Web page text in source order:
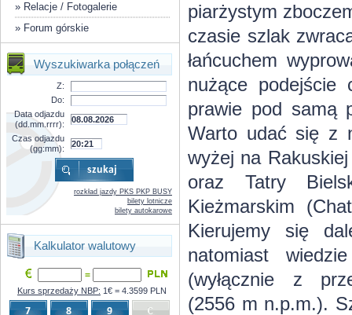
piarżystym
czasie szlak
łańcuchem
nużące podejście
prawie pod samą
Warto udać się z
wyżej na
oraz Tatry
Kieżmarskim
Kierujemy się
natomiast
(wyłącznie z
(2556 m n.p.m.).
» Relacje / Fotogalerie
» Forum górskie
Wyszukiwarka połączeń
Z:
Do:
Data odjazdu
(dd.mm.rrrr):
Czas odjazdu
(gg:mm):
rozkład jazdy PKS PKP BUSY
bilety lotnicze
bilety autokarowe
Kalkulator walutowy
=
Kurs sprzedaży NBP: 1€ = 4.3599 PLN